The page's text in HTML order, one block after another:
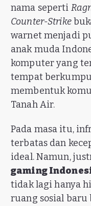
nama seperti
Counter-Strike
warnet menjadi
anak muda
komputer yang
tempat
membentuk
Tanah Air.
Pada masa itu,
terbatas dan
ideal. Namun,
gaming
tidak lagi hanya
ruang sosial baru